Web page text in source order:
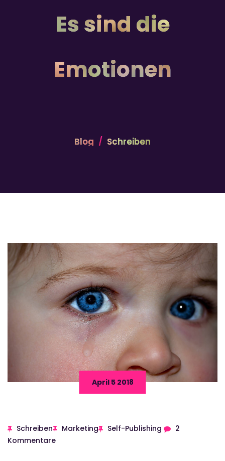
Es sind die
Emotionen
Blog Schreiben
April 5 2018
Schreiben Marketing Self-Publishing
2
Kommentare